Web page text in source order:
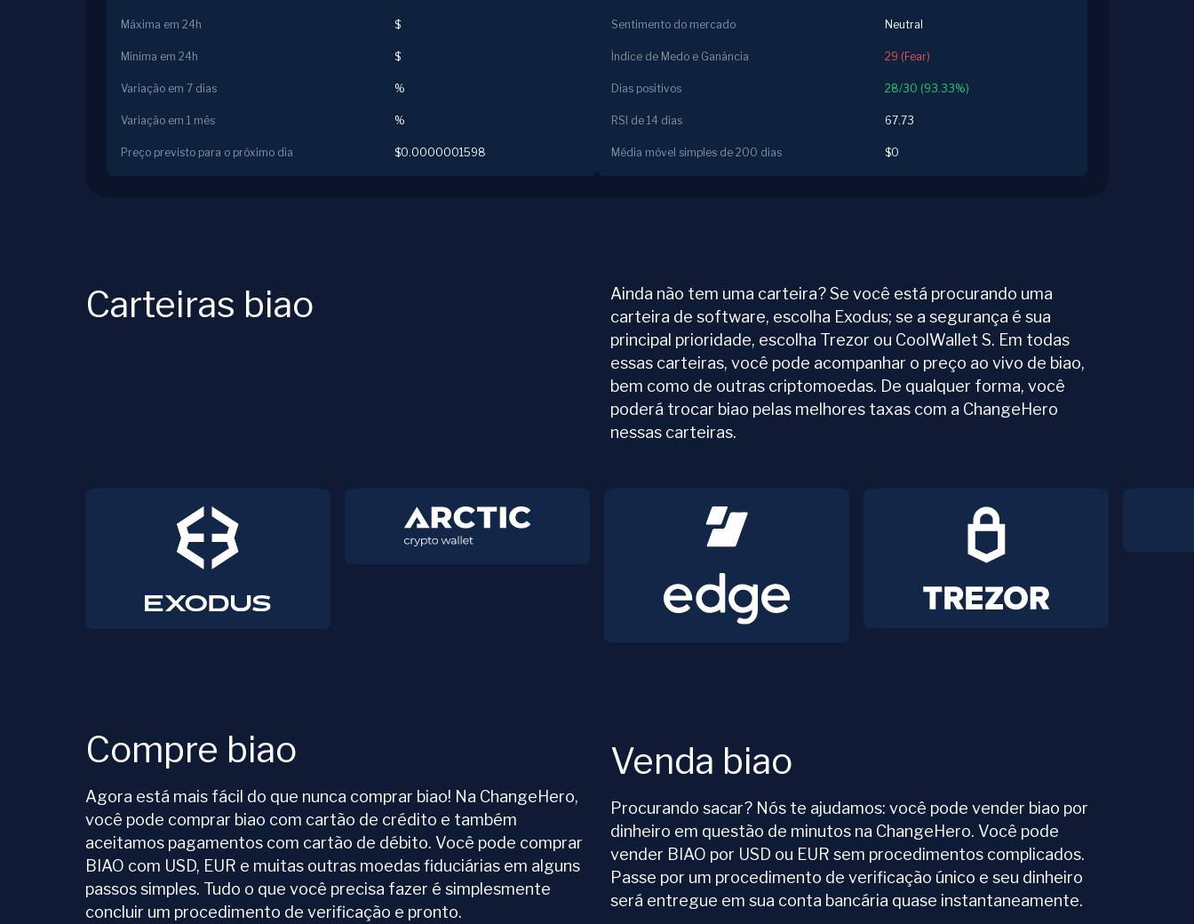
Máxima em 24h $
Mínima em 24h $
Variação em 7 dias %
Variação em 1 mês %
Preço previsto para o próximo dia $0.0000001598
Sentimento do mercado Neutral
Índice de Medo e Ganância 29 (Fear)
Dias positivos 28/30 (93.33%)
RSI de 14 dias 67.73
Média móvel simples de 200 dias $0
Carteiras biao
Ainda não tem uma carteira? Se você está procurando uma
carteira de software, escolha Exodus; se a segurança é sua
principal prioridade, escolha Trezor ou CoolWallet S. Em todas
essas carteiras, você pode acompanhar o preço ao vivo de biao,
bem como de outras criptomoedas. De qualquer forma, você
poderá trocar biao pelas melhores taxas com a ChangeHero
nessas carteiras.
Compre biao
Agora está mais fácil do que nunca comprar biao! Na ChangeHero,
você pode comprar biao com cartão de crédito e também
aceitamos pagamentos com cartão de débito. Você pode comprar
BIAO com USD, EUR e muitas outras moedas fiduciárias em alguns
passos simples. Tudo o que você precisa fazer é simplesmente
concluir um procedimento de verificação e pronto.
Venda biao
Procurando sacar? Nós te ajudamos: você pode vender biao por
dinheiro em questão de minutos na ChangeHero. Você pode
vender BIAO por USD ou EUR sem procedimentos complicados.
Passe por um procedimento de verificação único e seu dinheiro
será entregue em sua conta bancária quase instantaneamente.